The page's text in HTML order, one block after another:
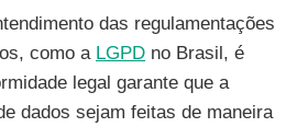
das regulamentações
como a LGPD no Brasil, é
legal garante que a
dados sejam feitas de maneira